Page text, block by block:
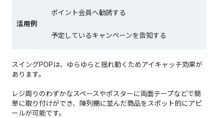
活用例
ポイント会員へ勧誘する
予定しているキャンペーンを告知する
スイングPOPは、ゆらゆらと揺れ動くためアイキャッチ効果が
あります。
レジ周りのわずかなスペースやポスターに両面テープなどで簡
単に取り付けができ、陳列棚に並んだ商品をスポット的にアピ
ールが可能です。